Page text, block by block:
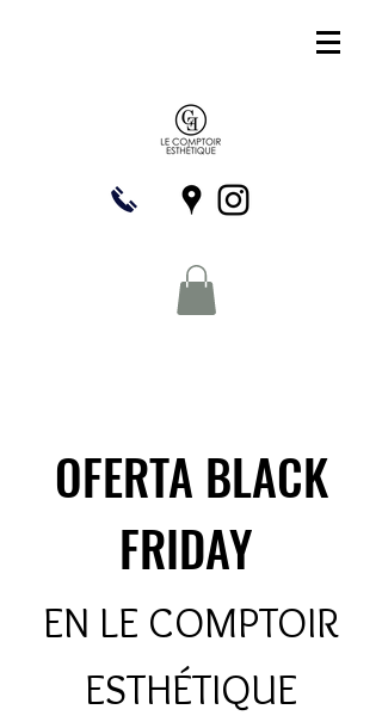
OFERTA BLACK
FRIDAY
EN LE COMPTOIR
ESTHÉTIQUE